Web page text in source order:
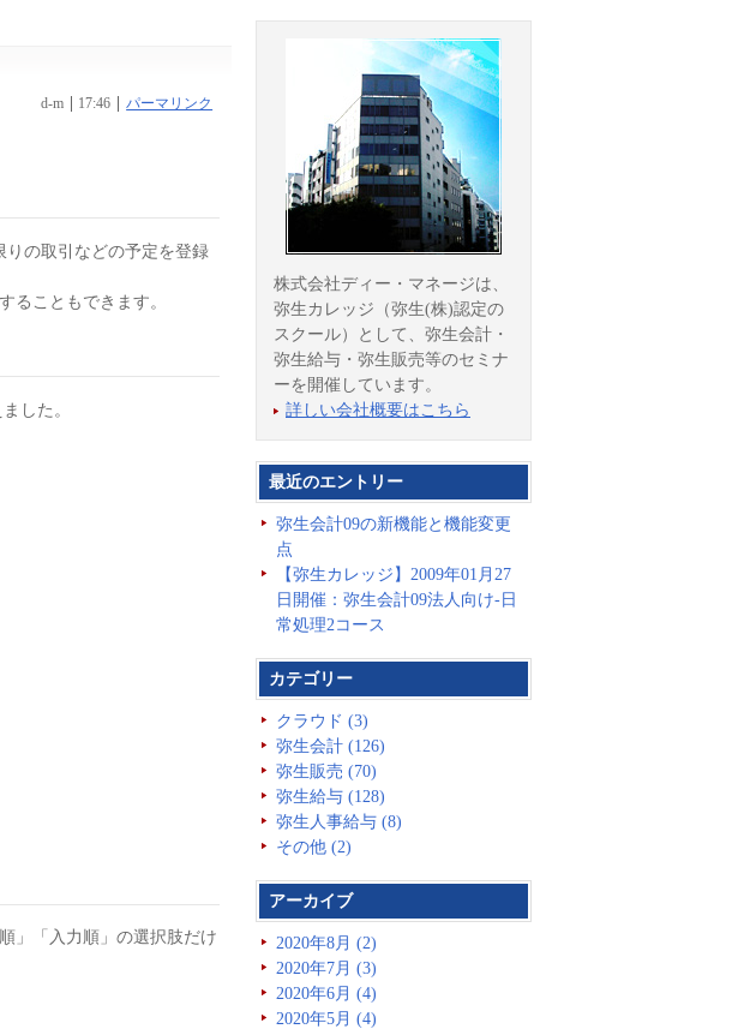
d-m 17:46 パーマリンク
の取引などの予定を登録
ることもできます。
した。
」「入力順」の選択肢だけ
株式会社ディー・マネージは、
弥生カレッジ（弥生(株)認定の
スクール）として、弥生会計・
弥生給与・弥生販売等のセミナ
ーを開催しています。
詳しい会社概要はこちら
最近のエントリー
弥生会計09の新機能と機能変更
点
【弥生カレッジ】2009年01月27
日開催：弥生会計09法人向け-日
常処理2コース
カテゴリー
クラウド (3)
弥生会計 (126)
弥生販売 (70)
弥生給与 (128)
弥生人事給与 (8)
その他 (2)
アーカイブ
2020年8月 (2)
2020年7月 (3)
2020年6月 (4)
2020年5月 (4)